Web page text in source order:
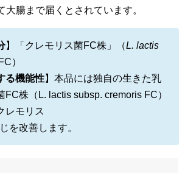
大腸まで届くとされています。
】「クレモリス菌FC株」（L. lactis
FC）
る機能性】本品には独自の生きた乳
FC株（L. lactis subsp. cremoris FC）
レモリス
を改善します。